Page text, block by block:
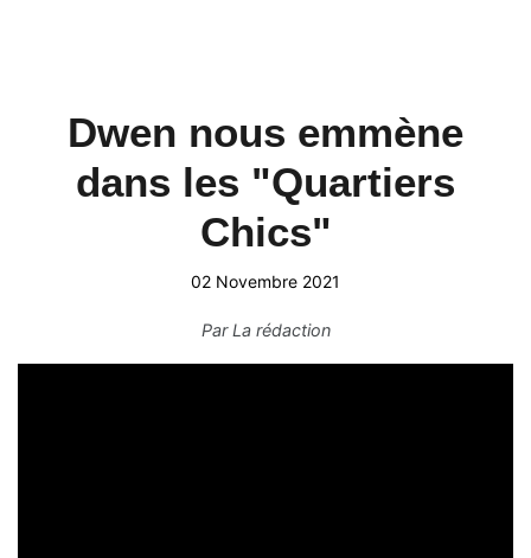
Dwen nous emmène
dans les "Quartiers
Chics"
02 Novembre 2021
ParLa rédaction